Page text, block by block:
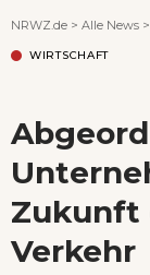
NRWZ.de > Alle News >
WIRTSCHAFT
Zukunft
Verkehr